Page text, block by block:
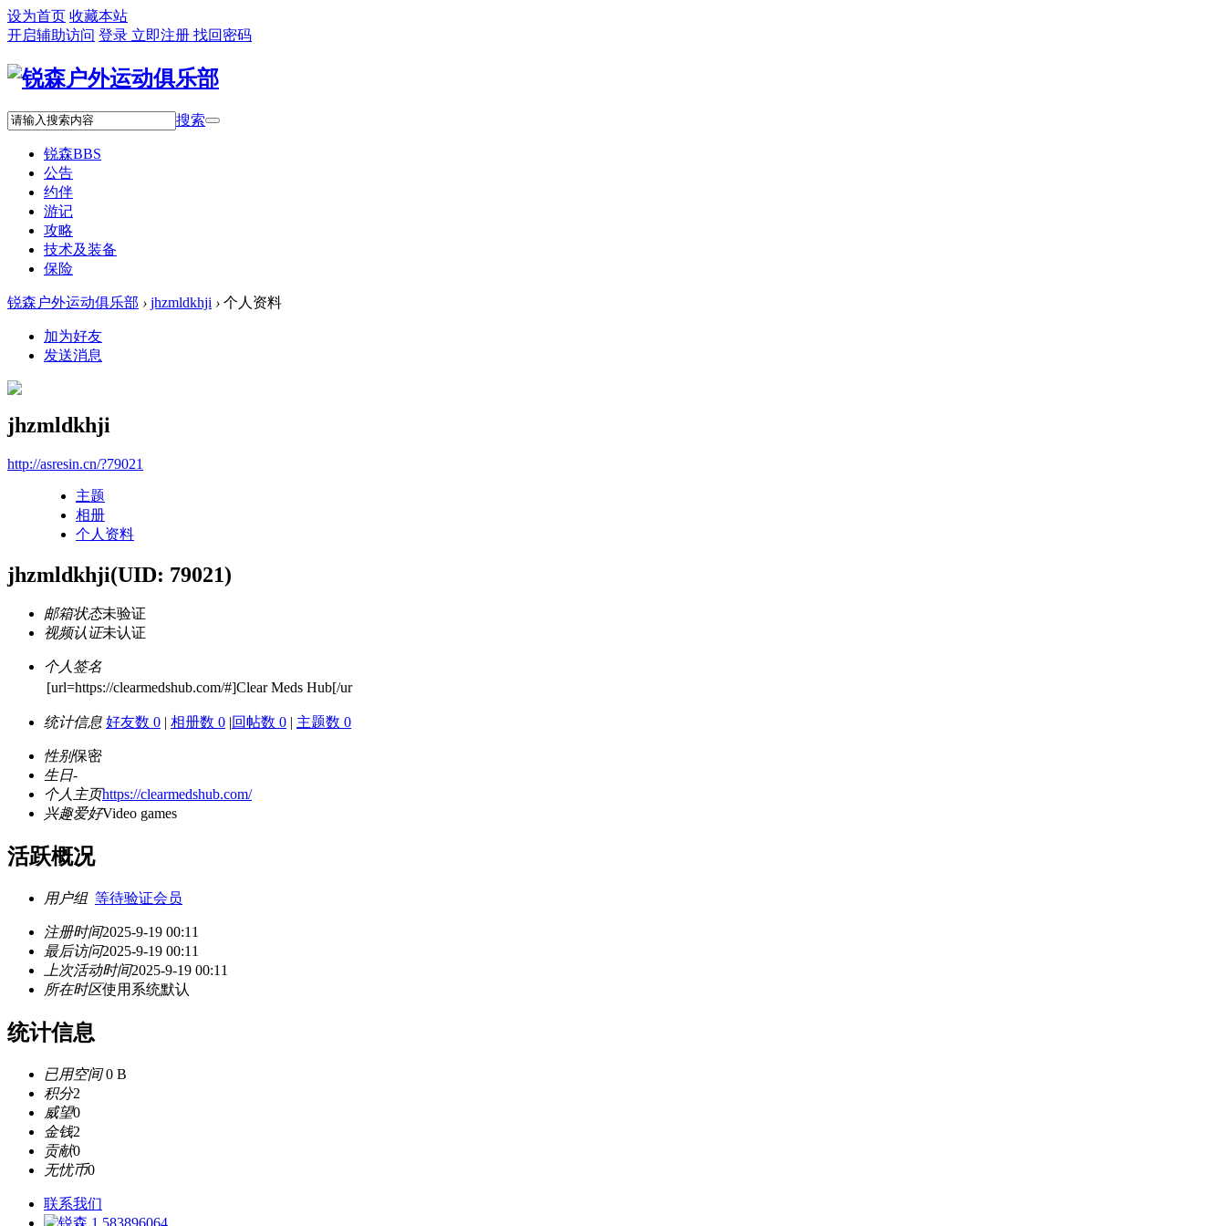
设为首页 收藏本站
开启辅助访问 登录 立即注册 找回密码
搜索
锐森BBS
公告
约伴
游记
攻略
技术及装备
保险
锐森户外运动俱乐部 › jhzmldkhji › 个人资料
加为好友
发送消息
jhzmldkhji
http://asresin.cn/?79021
主题
相册
个人资料
jhzmldkhji(UID: 79021)
邮箱状态未验证
视频认证未认证
个人签名
[url=https://clearmedshub.com/#]Clear Meds Hub[/ur
统计信息 好友数 0 | 相册数 0 |回帖数 0 | 主题数 0
性别保密
生日-
个人主页https://clearmedshub.com/
兴趣爱好Video games
活跃概况
用户组 等待验证会员
注册时间2025-9-19 00:11
最后访问2025-9-19 00:11
上次活动时间2025-9-19 00:11
所在时区使用系统默认
统计信息
已用空间0 B
积分2
威望0
金钱2
贡献0
无忧币0
联系我们
583896064